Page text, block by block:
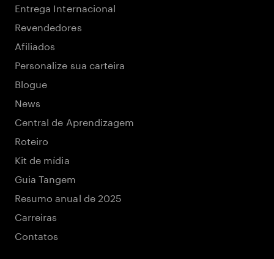
Entrega Internacional
Revendedores
Afiliados
Personalize sua carteira
Blogue
News
Central de Aprendizagem
Roteiro
Kit de mídia
Guia Tangem
Resumo anual de 2025
Carreiras
Contatos